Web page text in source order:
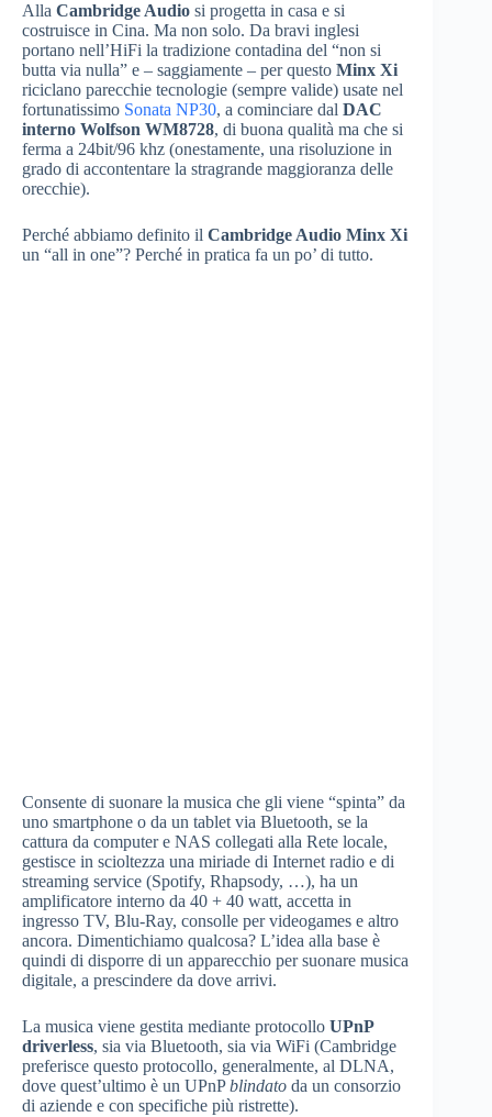
Alla Cambridge Audio si progetta in casa e si
costruisce in Cina. Ma non solo. Da bravi inglesi
portano nell’HiFi la tradizione contadina del “non si
butta via nulla” e – saggiamente – per questo Minx Xi
riciclano parecchie tecnologie (sempre valide) usate nel
fortunatissimo Sonata NP30, a cominciare dal DAC
interno Wolfson WM8728, di buona qualità ma che si
ferma a 24bit/96 khz (onestamente, una risoluzione in
grado di accontentare la stragrande maggioranza delle
orecchie).
Perché abbiamo definito il Cambridge Audio Minx Xi
un “all in one”? Perché in pratica fa un po’ di tutto.
Consente di suonare la musica che gli viene “spinta” da
uno smartphone o da un tablet via Bluetooth, se la
cattura da computer e NAS collegati alla Rete locale,
gestisce in scioltezza una miriade di Internet radio e di
streaming service (Spotify, Rhapsody, …), ha un
amplificatore interno da 40 + 40 watt, accetta in
ingresso TV, Blu-Ray, consolle per videogames e altro
ancora. Dimentichiamo qualcosa? L’idea alla base è
quindi di disporre di un apparecchio per suonare musica
digitale, a prescindere da dove arrivi.
La musica viene gestita mediante protocollo UPnP
driverless, sia via Bluetooth, sia via WiFi (Cambridge
preferisce questo protocollo, generalmente, al DLNA,
dove quest’ultimo è un UPnPblindato da un consorzio
di aziende e con specifiche più ristrette).